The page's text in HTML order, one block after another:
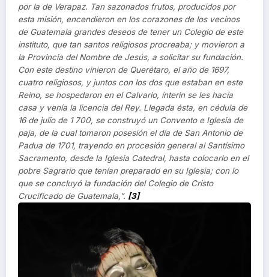
por la de Verapaz. Tan sazonados frutos, producidos por
esta misión, encendieron en los corazones de los vecinos
de Guatemala grandes deseos de tener un Colegio de este
instituto, que tan santos religiosos procreaba; y movieron a
la Provincia del Nombre de Jesús, a solicitar su fundación.
Con este destino vinieron de Querétaro, el año de 1697,
cuatro religiosos, y juntos con los dos que estaban en este
Reino, se hospedaron en el Calvario, ínterin se les hacía
casa y venía la licencia del Rey. Llegada ésta, en cédula de
16 de julio de 1 700, se construyó un Convento e Iglesia de
paja, de la cual tomaron posesión el día de San Antonio de
Padua de 1701, trayendo en procesión general al Santísimo
Sacramento, desde la Iglesia Catedral, hasta colocarlo en el
pobre Sagrario que tenían preparado en su Iglesia; con lo
que se concluyó la fundación del Colegio de Cristo
Crucificado de Guatemala,”. [3]